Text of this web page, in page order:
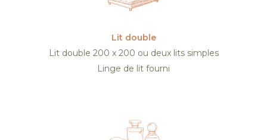
Lit double
Lit double 200 x 200 ou deux lits simples
Linge de lit fourni